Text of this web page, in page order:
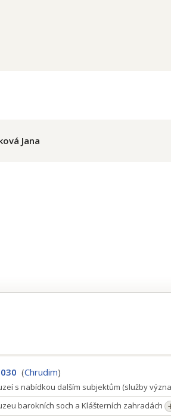
Jana
(Chrudim)
s nabídkou dalším subjektům (služby
barokních soch a Klášterních zahradách